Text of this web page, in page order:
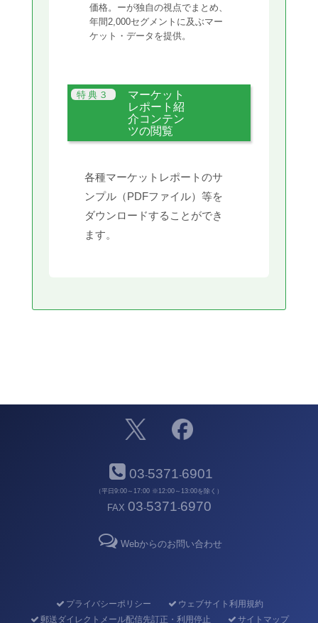
価格。ーが独自の視点でまとめ、
年間2,000セグメントに及ぶマー
ケット・データを提供。
マーケット
レポート紹
介コンテン
ツの閲覧
各種マーケットレポートのサ
ンプル（PDFファイル）等を
ダウンロードすることができ
ます。
03-5371-6901
（平日9:00～17:00 ※12:00～13:00を除く）
FAX 03-5371-6970
Webからのお問い合わせ
プライバシーポリシー
ウェブサイト利用規約
郵送ダイレクトメール配信先訂正・利用停止
サイトマップ